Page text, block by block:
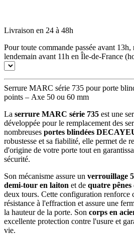
Livraison en 24 à 48h
Pour toute commande passée avant 13h,
lendemain avant 11h en Île-de-France
Serrure MARC série 735 pour porte
points – Axe 50 ou 60 mm
La serrure MARC série 735 est une
développée pour le remplacement des
nombreuses portes blindées
robustesse et sa fiabilité, elle permet de
d'origine de votre porte tout en
sécurité.
Son mécanisme assure un verrouillage
demi-tour en laiton et de quatre
deux tours. Cette configuration renforce
résistance à l'effraction et assure une
la hauteur de la porte. Son corps en
excellente protection contre l'usure et
vie.